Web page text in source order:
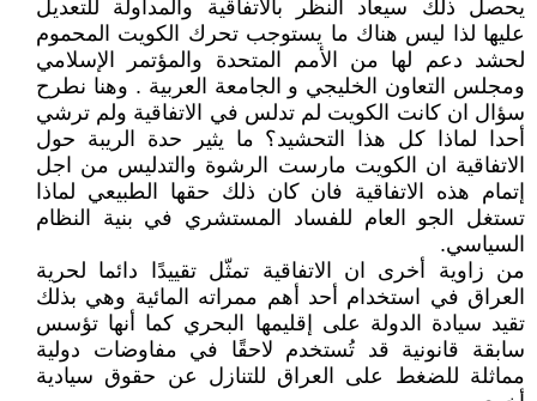
يحصل ذلك سيعاد النظر بالاتفاقية والمداولة للتعديل
عليها لذا ليس هناك ما يستوجب تحرك الكويت المحموم
لحشد دعم لها من الأمم المتحدة والمؤتمر الإسلامي
ومجلس التعاون الخليجي و الجامعة العربية . وهنا نطرح
سؤال ان كانت الكويت لم تدلس في الاتفاقية ولم ترشي
أحدا لماذا كل هذا التحشيد؟ ما يثير حدة الريبة حول
الاتفاقية ان الكويت مارست الرشوة والتدليس من اجل
إتمام هذه الاتفاقية فان كان ذلك حقها الطبيعي لماذا
تستغل الجو العام للفساد المستشري في بنية النظام
السياسي.
من زاوية أخرى ان الاتفاقية تمثّل تقييدًا دائما لحرية
العراق في استخدام أحد أهم ممراته المائية وهي بذلك
تقيد سيادة الدولة على إقليمها البحري كما أنها تؤسس
سابقة قانونية قد تُستخدم لاحقًا في مفاوضات دولية
مماثلة للضغط على العراق للتنازل عن حقوق سيادية